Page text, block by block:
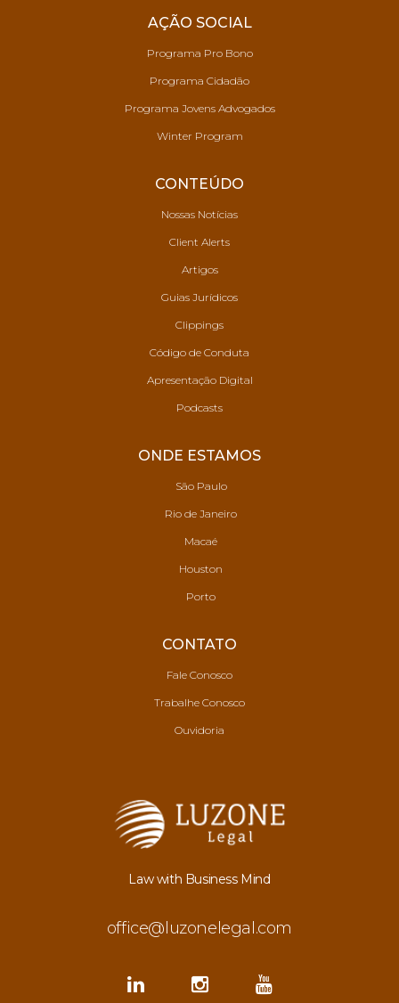
AÇÃO SOCIAL
Programa Pro Bono
Programa Cidadão
Programa Jovens Advogados
Winter Program
CONTEÚDO
Nossas Notícias
Client Alerts
Artigos
Guias Jurídicos
Clippings
Código de Conduta
Apresentação Digital
Podcasts
ONDE ESTAMOS
São Paulo
Rio de Janeiro
Macaé
Houston
Porto
CONTATO
Fale Conosco
Trabalhe Conosco
Ouvidoria
Law with Business Mind
office@luzonelegal.com